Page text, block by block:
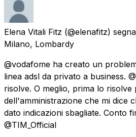
Elena Vitali Fitz (@elenafitz)
Milano, Lombardy
@vodafome ha creato un
linea adsl da privato a business.
risolve. O meglio, prima lo risolve
dell'amministrazione che mi dice
dato indicazioni sbagliate. Conto
@TIM_Official